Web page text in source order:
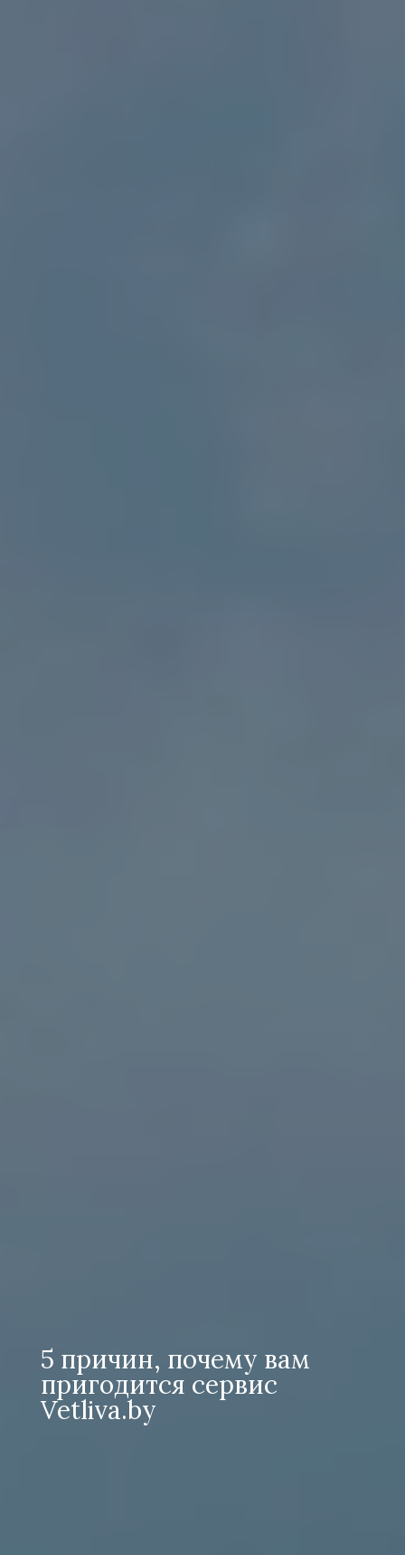
5 причин, почему вам
пригодится сервис
Vetliva.by